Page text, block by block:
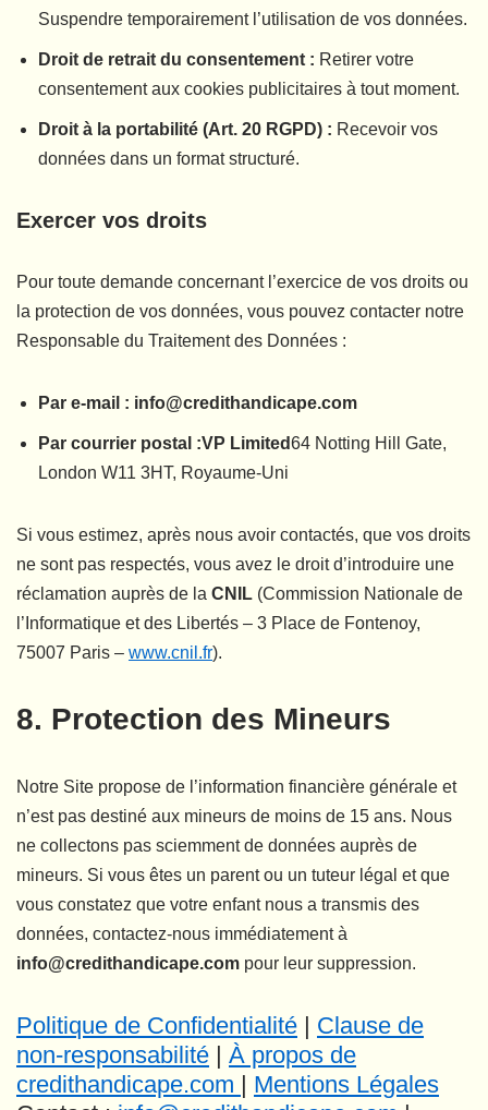
Suspendre temporairement l’utilisation de vos données.
Droit de retrait du consentement : Retirer votre
consentement aux cookies publicitaires à tout moment.
Droit à la portabilité (Art. 20 RGPD) : Recevoir vos
données dans un format structuré.
Exercer vos droits
Pour toute demande concernant l’exercice de vos droits ou
la protection de vos données, vous pouvez contacter notre
Responsable du Traitement des Données :
Par e-mail : info@credithandicape.com
Par courrier postal :VP Limited64 Notting Hill Gate,
London W11 3HT, Royaume-Uni
Si vous estimez, après nous avoir contactés, que vos droits
ne sont pas respectés, vous avez le droit d’introduire une
réclamation auprès de la CNIL (Commission Nationale de
l’Informatique et des Libertés – 3 Place de Fontenoy,
75007 Paris – www.cnil.fr).
8. Protection des Mineurs
Notre Site propose de l’information financière générale et
n’est pas destiné aux mineurs de moins de 15 ans. Nous
ne collectons pas sciemment de données auprès de
mineurs. Si vous êtes un parent ou un tuteur légal et que
vous constatez que votre enfant nous a transmis des
données, contactez-nous immédiatement à
info@credithandicape.com pour leur suppression.
Politique de Confidentialité | Clause de
non-responsabilité | À propos de
credithandicape.com | Mentions Légales